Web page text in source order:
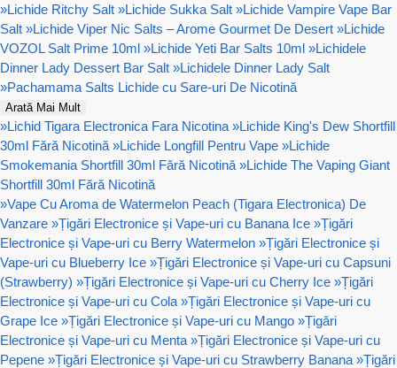
»Lichide Ritchy Salt »Lichide Sukka Salt »Lichide Vampire Vape Bar
Salt »Lichide Viper Nic Salts – Arome Gourmet De Desert »Lichide
VOZOL Salt Prime 10ml »Lichide Yeti Bar Salts 10ml »Lichidele
Dinner Lady Dessert Bar Salt »Lichidele Dinner Lady Salt
»Pachamama Salts Lichide cu Sare-uri De Nicotină
Arată Mai Mult
»Lichid Tigara Electronica Fara Nicotina »Lichide King's Dew Shortfill
30ml Fără Nicotină »Lichide Longfill Pentru Vape »Lichide
Smokemania Shortfill 30ml Fără Nicotină »Lichide The Vaping Giant
Shortfill 30ml Fără Nicotină
»Vape Cu Aroma de Watermelon Peach (Tigara Electronica) De
Vanzare »Țigări Electronice și Vape-uri cu Banana Ice »Țigări
Electronice și Vape-uri cu Berry Watermelon »Țigări Electronice și
Vape-uri cu Blueberry Ice »Țigări Electronice și Vape-uri cu Capsuni
(Strawberry) »Țigări Electronice și Vape-uri cu Cherry Ice »Țigări
Electronice și Vape-uri cu Cola »Țigări Electronice și Vape-uri cu
Grape Ice »Țigări Electronice și Vape-uri cu Mango »Țigări
Electronice și Vape-uri cu Menta »Țigări Electronice și Vape-uri cu
Pepene »Țigări Electronice și Vape-uri cu Strawberry Banana »Țigări